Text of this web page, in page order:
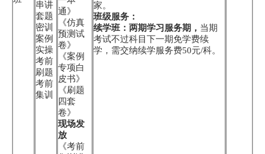
串讲
套题
密训
案例
实操
考前
刷题
考前
集训
通》
《仿真
预测试
卷》
《案例
专项白
皮书》
《刷题
四套
卷》
现场发
放
《考前
家。
班级服务：
续学班：两期学习服务期， 当期
考试不过科目下一期免学费续
学，需交纳续学服务费50元/科。